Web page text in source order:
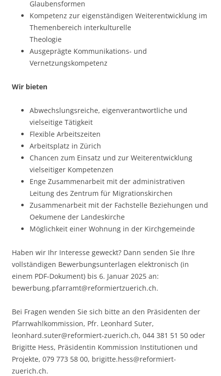
Glaubensformen
Kompetenz zur eigenständigen Weiterentwicklung im
Themenbereich interkulturelle
Theologie
Ausgeprägte Kommunikations- und
Vernetzungskompetenz
Wir bieten
Abwechslungsreiche, eigenverantwortliche und
vielseitige Tätigkeit
Flexible Arbeitszeiten
Arbeitsplatz in Zürich
Chancen zum Einsatz und zur Weiterentwicklung
vielseitiger Kompetenzen
Enge Zusammenarbeit mit der administrativen
Leitung des Zentrum für Migrationskirchen
Zusammenarbeit mit der Fachstelle Beziehungen und
Oekumene der Landeskirche
Möglichkeit einer Wohnung in der Kirchgemeinde
Haben wir Ihr Interesse geweckt? Dann senden Sie Ihre
vollständigen Bewerbungsunterlagen elektronisch (in
einem PDF-Dokument) bis 6. Januar 2025 an:
bewerbung.pfarramt@reformiertzuerich.ch.
Bei Fragen wenden Sie sich bitte an den Präsidenten der
Pfarrwahlkommission, Pfr. Leonhard Suter,
leonhard.suter@reformiert-zuerich.ch, 044 381 51 50 oder
Brigitte Hess, Präsidentin Kommission Institutionen und
Projekte, 079 773 58 00, brigitte.hess@reformiert-
zuerich.ch.